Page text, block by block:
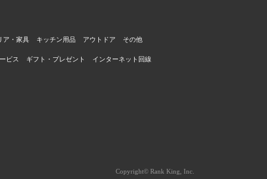
ア・家具 キッチン用品 アウトドア その他
ビス ギフト・プレゼント インターネット回線
Copyright© Rank King, Inc.